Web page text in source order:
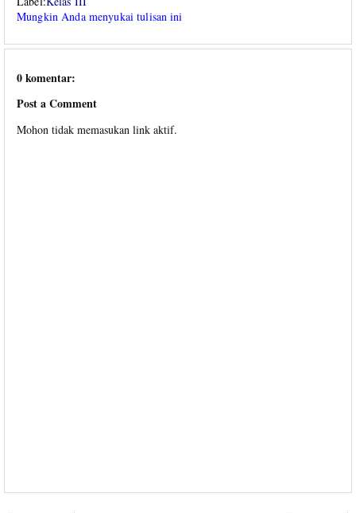
Mungkin Anda menyukai tulisan ini
0 komentar:
Post a Comment
Mohon tidak memasukan link aktif.